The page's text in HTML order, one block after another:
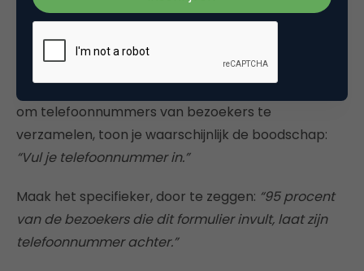
keuze hebben gemaakt als zij moeten gaan maken.
Dit doe je door overeenkomsten te zoeken tussen
klanten en prospects, en deze in de communicatie-
uitingen te verwerken. Als het doel bijvoorbeeld is
om telefoonnummers van bezoekers te
verzamelen, toon je waarschijnlijk de boodschap:
“Vul je telefoonnummer in.”
Maak het specifieker, door te zeggen: “95 procent
van de bezoekers die dit formulier invult, laat zijn
telefoonnummer achter.”